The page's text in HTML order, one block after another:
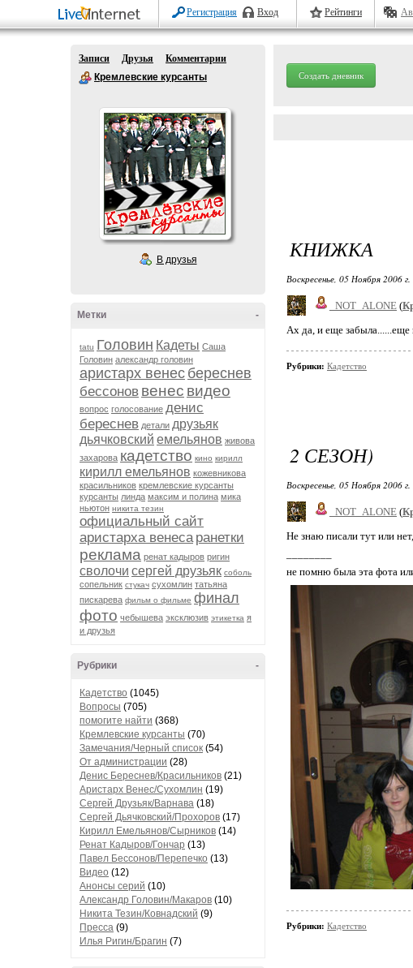
Регистрация Вход Рейтинги
Записи Друзья
Комментарии
Кремлевские курсанты
В друзья
-
Метки
tatu Головин Кадеты Саша
Головин александр головин
аристарх венес береснев
бессонов венес видео
вопрос голосование денис
береснев детали друзьяк
дьячковский емельянов живова
захарова кадетство кино кирилл
кирилл емельянов кожевникова
красильников кремлевские курсанты
курсанты линда максим и полина мика
ньютон никита тезин
официальный сайт
аристарха венеса ранетки
реклама ренат кадыров ригин
сволочи сергей друзьяк соболь
сопельник стукач сухомлин татьяна
пискарева фильм о фильме финал
фото чебышева эксклюзив этикетка я
и друзья
-
Рубрики
Кадетство (1045)
Вопросы (705)
помогите найти (368)
Кремлевские курсанты (70)
Замечания/Черный список (54)
От администрации (28)
Денис Береснев/Красильников (21)
Аристарх Венес/Сухомлин (19)
Сергей Друзьяк/Варнава (18)
Сергей Дьячковский/Прохоров (17)
Кирилл Емельянов/Сырников (14)
Ренат Кадыров/Гончар (13)
Павел Бессонов/Перепечко (13)
Видео (12)
Анонсы серий (10)
Александр Головин/Макаров (10)
Никита Тезин/Ковнадский (9)
Пресса (9)
Илья Ригин/Брагин (7)
Создать дневник
КНИЖКА
Воскресенье, 05 Ноября 2006
_NOT_ALONE (
Ах да, и еще забыла......еще
Рубрики: Кадетство
2 СЕЗОН)
Воскресенье, 05 Ноября 2006
_NOT_ALONE (
Не знаю писали тут или
не помню была эта фота
Рубрики: Кадетство